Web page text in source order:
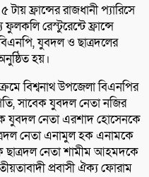
ফ্রান্সের রাজধানী প‍্যারিসে
রেস্টুরেন্টে ফ্রান্সে
যুবদল ও ছাত্রদলের
হয়।
বিশ্বনাথ উপজেলা বিএনপির
সাবেক যুবদল নেতা নজির
যুবদল নেতা এরশাদ হোসেনকে
নেতা এনামুল হক এনামকে
ছাত্রদল নেতা শামীম আহমদকে
প্রবাসী ঐক্য ফোরাম